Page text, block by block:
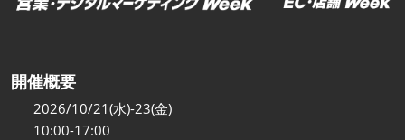
開催概要
2026/10/21(水)-23(金)
10:00-17:00